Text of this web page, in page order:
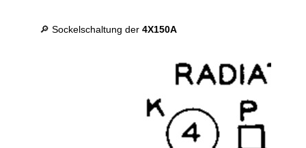
🔎 Sockelschaltung der4X150A